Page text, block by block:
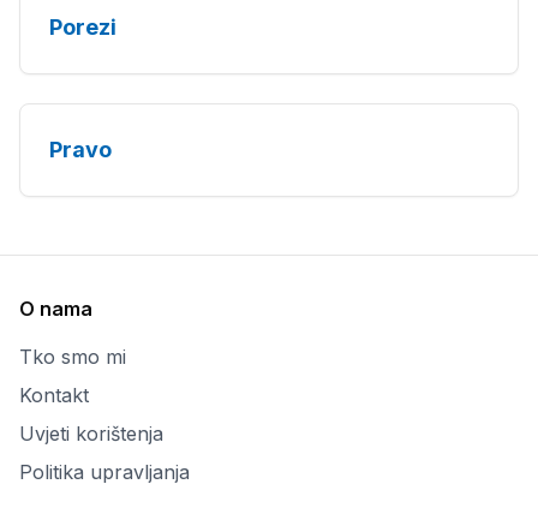
Porezi
Pravo
O nama
Tko smo mi
Kontakt
Uvjeti korištenja
Politika upravljanja